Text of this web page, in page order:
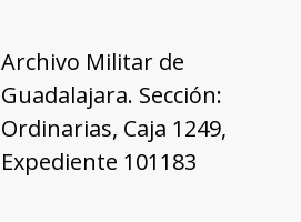
Archivo Militar de
Guadalajara. Sección:
Ordinarias, Caja 1249,
Expediente 101183